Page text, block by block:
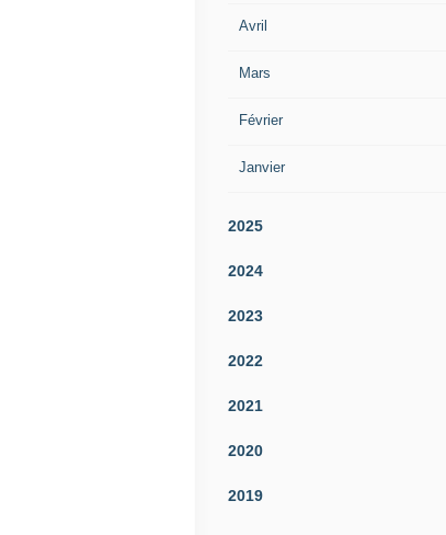
Avril
Mars
Février
Janvier
2025
2024
2023
2022
2021
2020
2019